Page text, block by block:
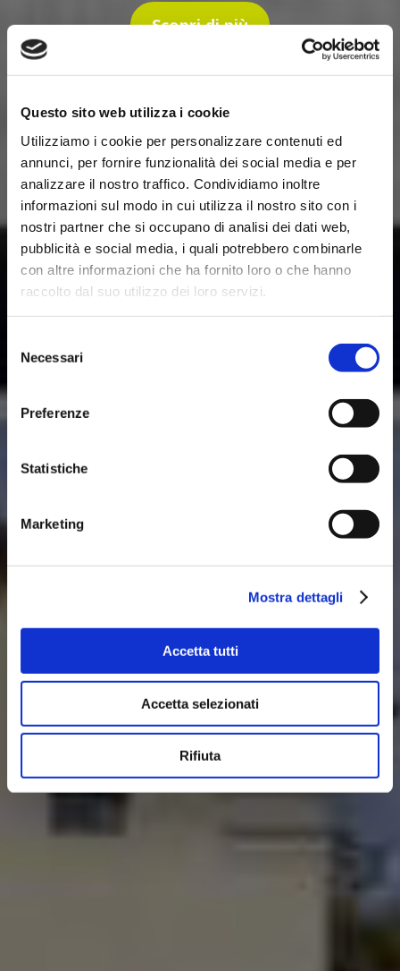
Questo sito web utilizza i cookie
Utilizziamo i cookie per personalizzare contenuti ed
annunci, per fornire funzionalità dei social media e per
analizzare il nostro traffico. Condividiamo inoltre
informazioni sul modo in cui utilizza il nostro sito con i
nostri partner che si occupano di analisi dei dati web,
pubblicità e social media, i quali potrebbero combinarle
con altre informazioni che ha fornito loro o che hanno
raccolto dal suo utilizzo dei loro servizi.
delNecessari
Preferenze
Statistiche
Marketing
Mostra dettagli
Accetta tutti
Accetta selezionati
Rifiuta
Scopri di più